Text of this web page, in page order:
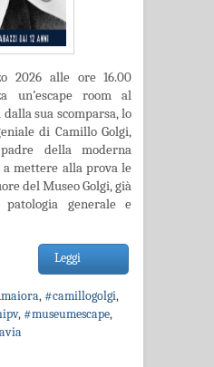
2026 alle ore 16.00
un’escape room al
sua scomparsa, lo
di Camillo Golgi,
della moderna
a mettere alla prova le
del Museo Golgi, già
generale e
Leggi
,#camillogolgi,
,#museumescape,